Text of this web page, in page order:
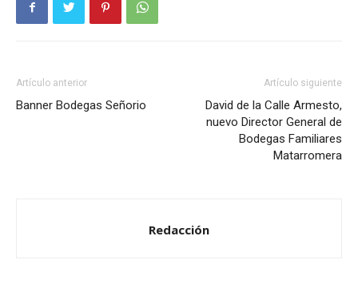
Artículo anterior
Banner Bodegas Señorio
Artículo siguiente
David de la Calle Armesto,
nuevo Director General de
Bodegas Familiares
Matarromera
Redacción